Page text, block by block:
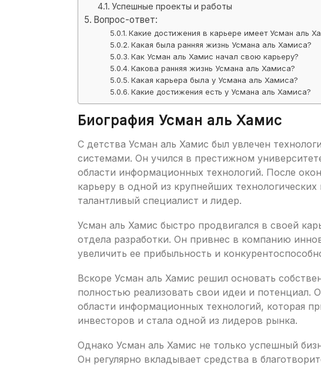
Успешные проекты и работы
Вопрос-ответ:
Какие достижения в карьере имеет Усман аль
Какая была ранняя жизнь Усмана аль Хамиса?
Как Усман аль Хамис начал свою карьеру?
Какова ранняя жизнь Усмана аль Хамиса?
Какая карьера была у Усмана аль Хамиса?
Какие достижения есть у Усмана аль Хамиса?
Биография Усман аль Хамис
С детства Усман аль Хамис был увлечен
системами. Он учился в престижном
области информационных технологий. После
карьеру в одной из крупнейших
талантливый специалист и лидер.
Усман аль Хамис быстро продвигался в своей
отдела разработки. Он привнес в компанию
увеличить ее прибыльность и
Вскоре Усман аль Хамис решил основать
полностью реализовать свои идеи и
области информационных технологий, которая
инвесторов и стала одной из лидеров рынка.
Однако Усман аль Хамис не только успешный
Он регулярно вкладывает средства в